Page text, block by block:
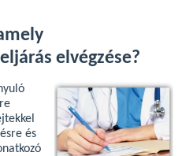
elvégzése?
és